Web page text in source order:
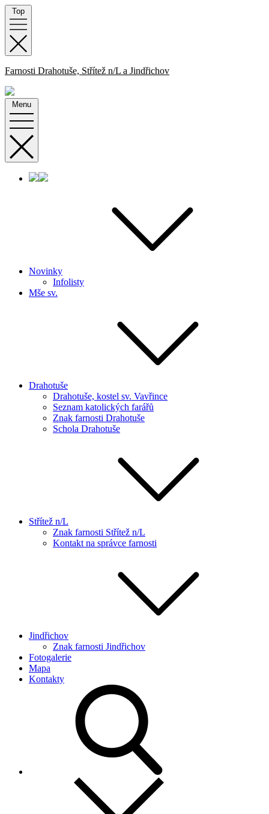
Skip
to
content
Top
Farnosti Drahotuše, Střítež n/L a Jindřichov
Menu
Novinky
Infolisty
Mše sv.
Drahotuše
Drahotuše, kostel sv. Vavřince
Seznam katolických farářů
Znak farnosti Drahotuše
Schola Drahotuše
Střítež n/L
Znak farnosti Střítež n/L
Kontakt na správce farnosti
Jindřichov
Znak farnosti Jindřichov
Fotogalerie
Mapa
Kontakty